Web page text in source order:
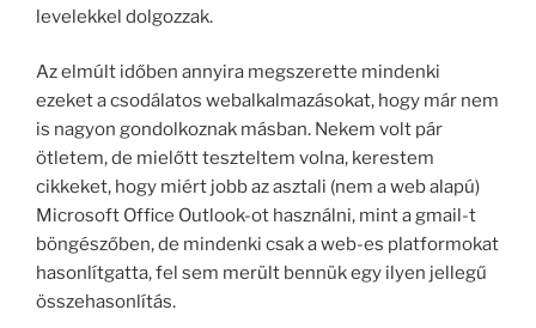
levelekkel dolgozzak.
Az elmúlt időben annyira megszerette mindenki
ezeket a csodálatos webalkalmazásokat, hogy már nem
is nagyon gondolkoznak másban. Nekem volt pár
ötletem, de mielőtt teszteltem volna, kerestem
cikkeket, hogy miért jobb az asztali (nem a web alapú)
Microsoft Office Outlook-ot használni, mint a gmail-t
böngészőben, de mindenki csak a web-es platformokat
hasonlítgatta, fel sem merült bennük egy ilyen jellegű
összehasonlítás.